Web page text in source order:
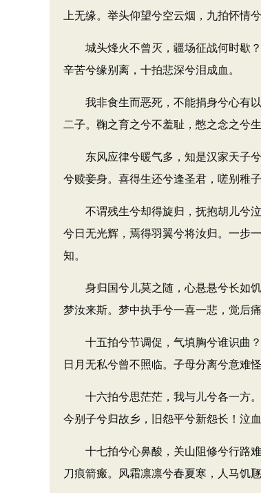
上无缘。举头仰望兮空云烟，九拍怀情
城头烽火不曾灭，疆场征战何时歇？
辛苦兮缘别离，十拍悲深兮泪成血。
我非食生而恶死，不能捐身兮心有以
二子。鞠之育之兮不羞耻，憋之念之兮
东风应律兮暖气多，知是汉家天子兮
兮赎妾身。喜得生还兮逢圣君，嗟别稚
不谓残生兮却得旋归，抚抱胡儿兮泣
兮日无光辉，焉得羽翼兮将汝归。一步
知。
身归国兮儿莫之随，心悬悬兮长如饥
梦汝来斯。梦中执手兮一喜一悲，觉后
十五拍兮节调促，气填胸兮谁识曲？
日月无私兮曾不照临。子母分离兮意难
十六拍兮思茫茫，我与儿兮各一方。
今别子兮归故乡，旧怨平兮新怨长！泣
十七拍兮心鼻酸，关山阻修兮行路难
刀痕箭瘢。风霜凛凛兮春夏寒，人马饥